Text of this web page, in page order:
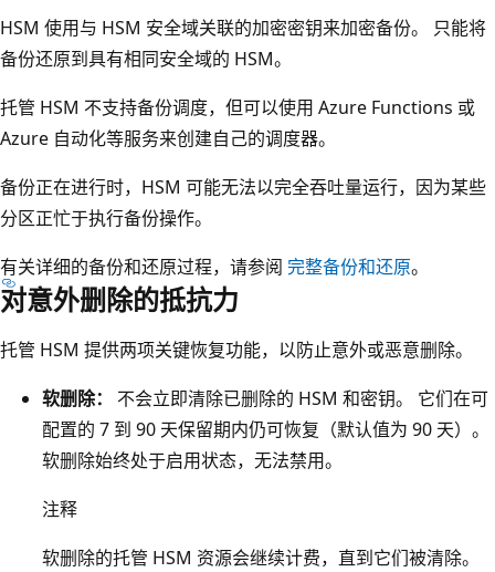
n
c
a
v
e
。
这
三
个
E
HSM 使用与 HSM 安全域关联的加密密钥来加密备份。 只能将
备份还原到具有相同安全域的 HSM。
托管 HSM 不支持备份调度，但可以使用 Azure Functions 或
Azure 自动化等服务来创建自己的调度器。
备份正在进行时，HSM 可能无法以完全吞吐量运行，因为某些
分区正忙于执行备份操作。
有关详细的备份和还原过程，请参阅 完整备份和还原。
对意外删除的抵抗力
托管 HSM 提供两项关键恢复功能，以防止意外或恶意删除。
软删除：
不会立即清除已删除的 HSM 和密钥。 它们在可
配置的 7 到 90 天保留期内仍可恢复（默认值为 90 天）。
软删除始终处于启用状态，无法禁用。
注释
软删除的托管 HSM 资源会继续计费，直到它们被清除。